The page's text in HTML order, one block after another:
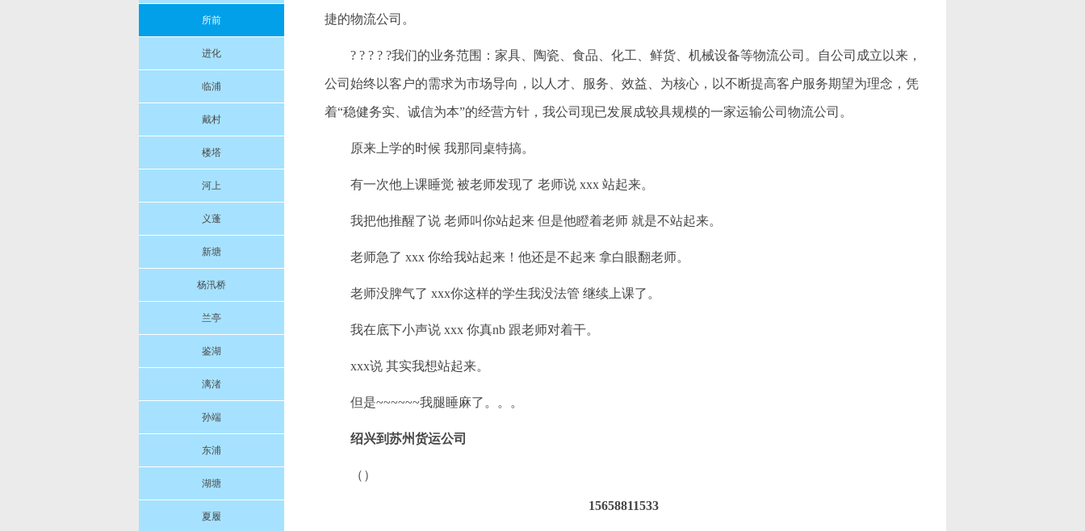
所前
进化
临浦
戴村
楼塔
河上
义蓬
新塘
杨汛桥
兰亭
鉴湖
漓渚
孙端
东浦
湖塘
夏履
捷的物流公司。
? ? ? ? ?我们的业务范围：家具、陶瓷、食品、化工、鲜货、机械设备等物流公司。自公司成立以来，
公司始终以客户的需求为市场导向，以人才、服务、效益、为核心，以不断提高客户服务期望为理念，凭
着“稳健务实、诚信为本”的经营方针，我公司现已发展成较具规模的一家运输公司物流公司。
原来上学的时候 我那同桌特搞。
有一次他上课睡觉 被老师发现了 老师说 xxx 站起来。
我把他推醒了说 老师叫你站起来 但是他瞪着老师 就是不站起来。
老师急了 xxx 你给我站起来！他还是不起来 拿白眼翻老师。
老师没脾气了 xxx你这样的学生我没法管 继续上课了。
我在底下小声说 xxx 你真nb 跟老师对着干。
xxx说 其实我想站起来。
但是~~~~~~我腿睡麻了。。。
绍兴到苏州货运公司
（）
15658811533